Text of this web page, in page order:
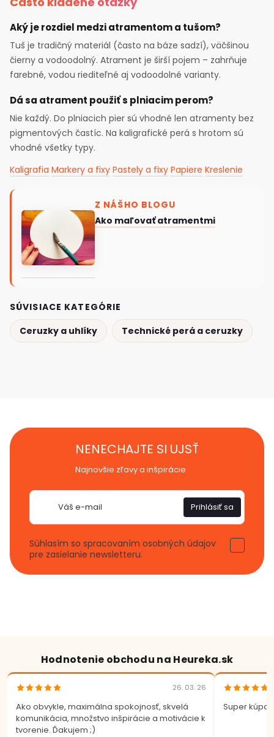
Aký je rozdiel medzi atramentom a tušom?
Tuš je tradičný materiál (často na báze sadzí), väčšinou
čierny a vodoodolný. Atrament je širší pojem – zahrňuje
farebné, vodou riediteľné aj vodoodolné varianty.
Dá sa atrament použiť s plniacim perom?
Nie každý. Do plniacich pier sú vhodné len atramenty bez
pigmentových častíc. Na kaligrafické perá s hrotom sú
vhodné všetky typy.
Kaligrafia Markery a fixy Pastely a fixy Papiere Kreslenie
Z NÁŠHO BLOGU
Ako maľovať atramentmi
SÚVISIACE KATEGÓRIE
Ceruzky a uhlíky
Technické perá a ceruzky
NENECHAJTE SI UJSŤ
Najnovšie zľavy a inšpirácie
Prihlásiť sa
Súhlasím so spracovaním osobných údajov
pre zasielanie newsletteru.
Hodnotenie obchodu na Heureka.sk
26. 03. 26
Ako obvykle, maximálna spokojnosť, skvelá
komunikácia, množstvo inšpirácie a motivácie k
tvorenie. Ďakujem ;)
Super